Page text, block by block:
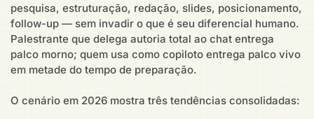
pesquisa, estruturação, redação, slides, posicionamento,
follow-up — sem invadir o que é seu diferencial humano.
Palestrante que delega autoria total ao chat entrega
palco morno; quem usa como copiloto entrega palco vivo
em metade do tempo de preparação.
O cenário em 2026 mostra três tendências consolidadas: